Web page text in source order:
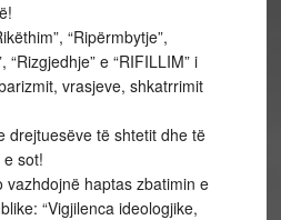
“Ripërmbytje”,
“Rizgjedhje” e “RIFILLIM” i
vrasjeve, shkatrrimit
drejtuesëve të shtetit dhe të
sot!
haptas zbatimin e
“Vigjilenca ideologjike,